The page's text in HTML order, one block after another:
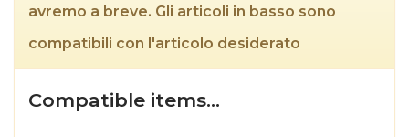
avremo a breve. Gli articoli in basso sono
compatibili con l'articolo desiderato
Compatible items…